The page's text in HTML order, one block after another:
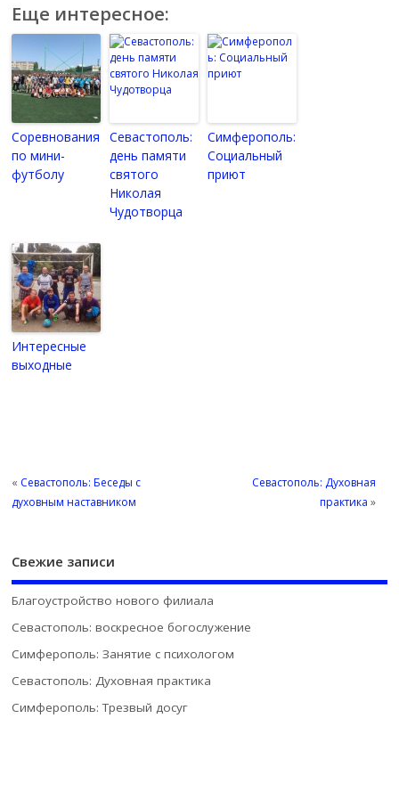
Еще интересное:
Соревнования
по мини-
футболу
Севастополь:
день памяти
святого
Николая
Чудотворца
Симферополь:
Социальный
приют
Интересные
выходные
« Севастополь: Беседы с
духовным наставником
Севастополь: Духовная
практика »
Свежие записи
Благоустройство нового филиала
Севастополь: воскресное богослужение
Симферополь: Занятие с психологом
Севастополь: Духовная практика
Симферополь: Трезвый досуг